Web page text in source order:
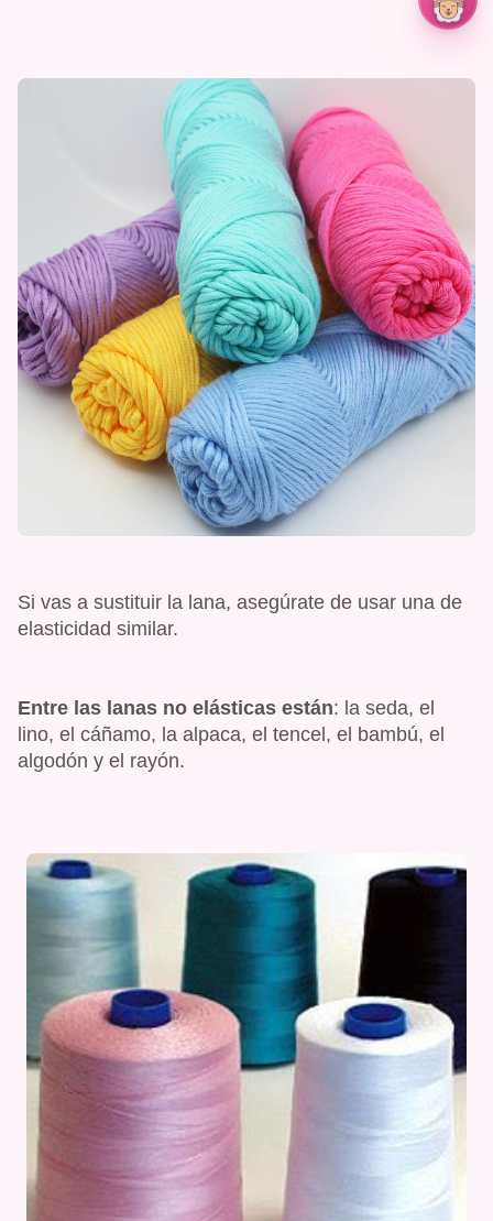
Si vas a sustituir la lana, asegúrate de usar una de
elasticidad similar.
Entre las lanas no elásticas están: la seda, el
lino, el cáñamo, la alpaca, el tencel, el bambú, el
algodón y el rayón.